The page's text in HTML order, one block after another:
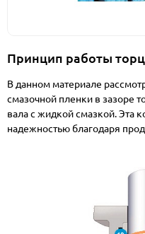
Принцип работы
В данном материале
смазочной пленки в зазоре
вала с жидкой смазкой. Эта
надежностью благодаря